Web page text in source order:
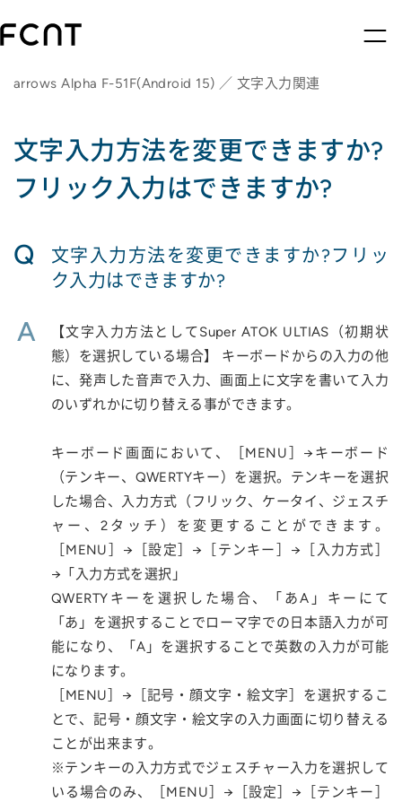
arrows Alpha F-51F(Android 15) ／ 文字入力関連
文字入力方法を変更できますか?
フリック入力はできますか?
Q
文字入力方法を変更できますか?フリッ
ク入力はできますか?
A
【文字入力方法としてSuper ATOK ULTIAS（初期状
態）を選択している場合】 キーボードからの入力の他
に、発声した音声で入力、画面上に文字を書いて入力
のいずれかに切り替える事ができます。
キーボード画面において、［MENU］→キーボード
（テンキー、QWERTYキー）を選択。テンキーを選択
した場合、入力方式（フリック、ケータイ、ジェスチ
ャー、2タッチ）を変更することができます。
［MENU］→［設定］→［テンキー］→［入力方式］
→「入力方式を選択」
QWERTYキーを選択した場合、「あA」キーにて
「あ」を選択することでローマ字での日本語入力が可
能になり、「A」を選択することで英数の入力が可能
になります。
［MENU］→［記号・顔文字・絵文字］を選択するこ
とで、記号・顔文字・絵文字の入力画面に切り替える
ことが出来ます。
※テンキーの入力方式でジェスチャー入力を選択して
いる場合のみ、［MENU］→［設定］→［テンキー］